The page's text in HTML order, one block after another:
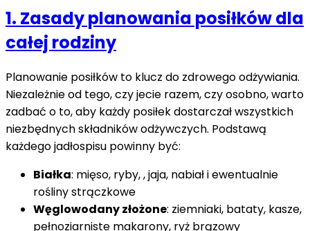
1. Zasady planowania posiłków dla
całej rodziny
Planowanie posiłków to klucz do zdrowego odżywiania.
Niezależnie od tego, czy jecie razem, czy osobno, warto
zadbać o to, aby każdy posiłek dostarczał wszystkich
niezbędnych składników odżywczych. Podstawą
każdego jadłospisu powinny być:
Białka: mięso, ryby, , jaja, nabiał i ewentualnie
rośliny strączkowe
Węglowodany złożone: ziemniaki, bataty, kasze,
pełnoziarniste makarony, ryż brązowy